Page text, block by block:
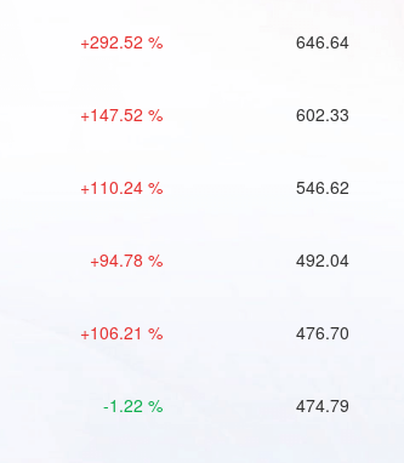
+292.52 % 646.64
+147.52 % 602.33
+110.24 % 546.62
+94.78 % 492.04
+106.21 % 476.70
-1.22 % 474.79